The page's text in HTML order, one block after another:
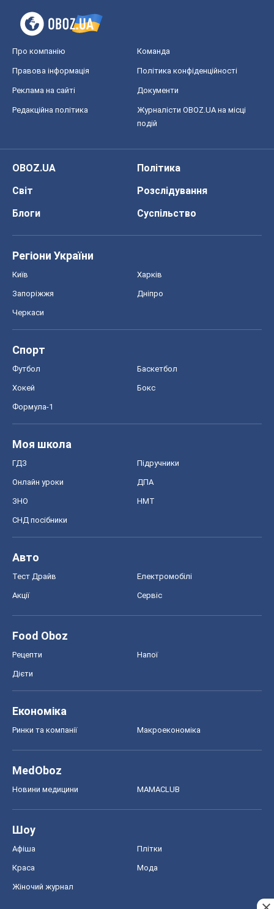
Про компанію Команда
Правова інформація Політика конфіденційності
Реклама на сайті Документи
Редакційна політика
Журналісти OBOZ.UA на місці
подій
OBOZ.UA
Політика
Світ
Розслідування
Блоги
Суспільство
Регіони України
Київ Харків
Запоріжжя Дніпро
Черкаси
Спорт
Футбол Баскетбол
Хокей Бокс
Формула-1
Моя школа
ГДЗ Підручники
Онлайн уроки ДПА
ЗНО НМТ
СНД посібники
Авто
Тест Драйв Електромобілі
Акції Сервіс
Food Oboz
Рецепти Напої
Дієти
Економіка
Ринки та компанії Макроекономіка
MedOboz
Новини медицини MAMACLUB
Шоу
Афіша Плітки
Краса Мода
Жіночий журнал